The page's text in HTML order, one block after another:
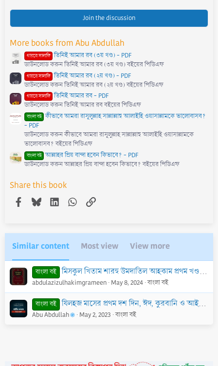
0
(
s
)
Join the discussion
More books from Abu Abdullah
গায়রে সালাফি তিনিই আমার রব (৩য় খণ্ড) - PDF
ডাউনলোড করুন তিনিই আমার রব (৩য় খণ্ড) বইয়ের পিডিএফ
গায়রে সালাফি তিনিই আমার রব (২য় খণ্ড) - PDF
ডাউনলোড করুন তিনিই আমার রব (২য় খণ্ড) বইয়ের পিডিএফ
গায়রে সালাফি তিনিই আমার রব - PDF
ডাউনলোড করুন তিনিই আমার রব বইয়ের পিডিএফ
বাংলা বই কীভাবে আমরা রাসূলুল্লাহ সাল্লাল্লাহু আলাইহি ওয়াসাল্লামকে ভালোবাসব?
- PDF
ডাউনলোড করুন কীভাবে আমরা রাসূলুল্লাহ সাল্লাল্লাহু আলাইহি ওয়াসাল্লামকে
ভালোবাসব? বইয়ের পিডিএফ
বাংলা বই আল্লাহর প্রিয় বান্দা হবেন কিভাবে? - PDF
ডাউনলোড করুন আল্লাহর প্রিয় বান্দা হবেন কিভাবে? বইয়ের পিডিএফ
Share this book
Facebook
BlueskyLinkedInWhatsApp
Link
Similar content Most view View more
বাংলা বই মিসকুল খিতাম শারহু উমদাতিল আহকাম প্রথম খণ্ড - PDF
abdulazizulhakimgrameen May 8, 2024 বাংলা বই
বাংলা বই যিলহজ মাসের প্রথম দশ দিন, ঈদ, কুরবানি ও আইয়ামে তাশরীকের দিনসমূহ - PDF
Abu Abdullah May 2, 2023 বাংলা বই